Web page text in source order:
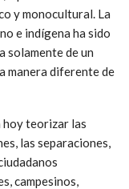
y monocultural. La
e indígena ha sido
solamente de un
manera diferente de
hoy teorizar las
las separaciones,
campesinos,